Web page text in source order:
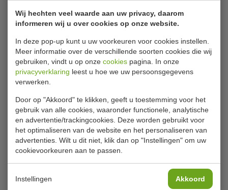
Wij hechten veel waarde aan uw privacy, daarom
informeren wij u over cookies op onze website.
In deze pop-up kunt u uw voorkeuren voor cookies instellen.
Meer informatie over de verschillende soorten cookies die wij
gebruiken, vindt u op onze cookies pagina. In onze
privacyverklaring leest u hoe we uw persoonsgegevens
verwerken.
Door op "Akkoord" te klikken, geeft u toestemming voor het
gebruik van alle cookies, waaronder functionele, analytische
en advertentie/trackingcookies. Deze worden gebruikt voor
het optimaliseren van de website en het personaliseren van
advertenties. Wilt u dit niet, klik dan op "Instellingen" om uw
cookievoorkeuren aan te passen.
Instellingen Akkoord
Deze koelcel is zeer geschikt voor het opslaan van
voedsel, zuivel en dranken en wordt gebruikt in
cafés. De vriescel is niet alleen functioneel, maar ook zeer
betaalbaar. Bovendien gaat deze koelcel efficiënt om
met energie, mede door het gebruik van R290 wat een
zeer efficiënt koelmiddel is. Het heeft een hogere
koelcapaciteit dan de traditionele koelmiddelen, waardoor
minder energie nodig is om dezelfde koeling te bereiken.
Dit resulteert in minder uitstoot van broeikasgassen en
een lager energieverbruik waardoor u ook op de lange
termijn kosten bespaart.
Kortom, met de kant en klare koelcel van Horeca
Megastore heeft u een functionele, efficiënte en
betaalbare oplossing voor al uw koel opslagbehoeften!
Model
CRNF 1215
Inhoud
2.37 m³
Paneel dikte
120 mm
Type velichting
Afsluitbaar
Ja
Deur omkeerbaar
Yes
Maximale
vloerbelasting
2000 kg/m²
Temperatuur regeling
Electronic
Type koelmiddel